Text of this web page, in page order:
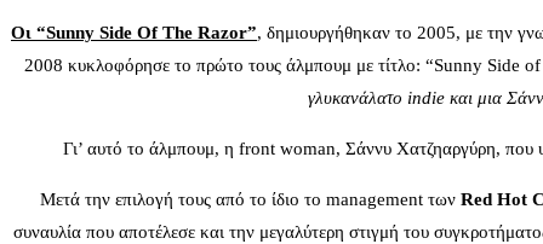
Οι “Sunny Side OfThe Razor”, δημιουργήθηκαν το 2005, με την
2008 κυκλοφόρησε το πρώτο τους άλμπουμ με τίτλο: “Sunny Side of
γλυκανάλατο indieκαι μια
Γι’ αυτό το άλμπουμ, η front woman, Σάννυ Χατζηαργύρη, που
Μετά την επιλογή τους από το ίδιο το management των Red Hot
συναυλία που αποτέλεσε και την μεγαλύτερη στιγμή του